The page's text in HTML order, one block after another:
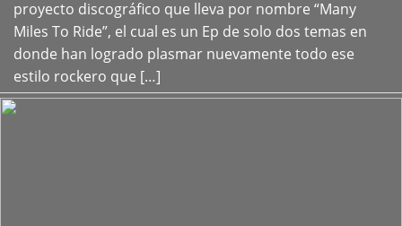
proyecto discográfico que lleva por nombre “Many
Miles To Ride”, el cual es un Ep de solo dos temas en
donde han logrado plasmar nuevamente todo ese
estilo rockero que […]